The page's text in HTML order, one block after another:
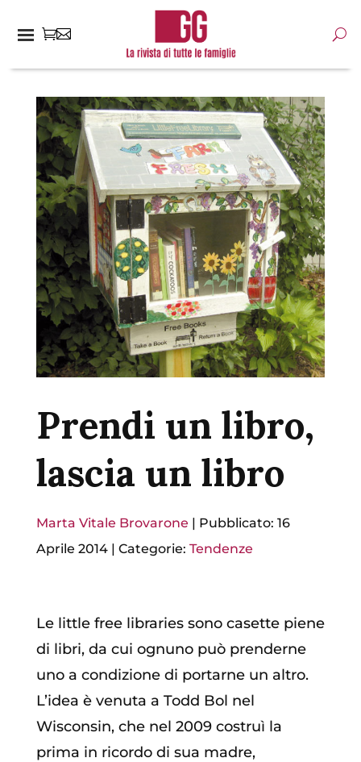
Prendi un libro,
lascia un libro
Marta Vitale Brovarone | Pubblicato: 16
Aprile 2014| Categorie: Tendenze
Le little free libraries sono casette piene
di libri, da cui ognuno può prenderne
uno a condizione di portarne un altro.
L’idea è venuta a Todd Bol nel
Wisconsin, che nel 2009 costruì la
prima in ricordo di sua madre,